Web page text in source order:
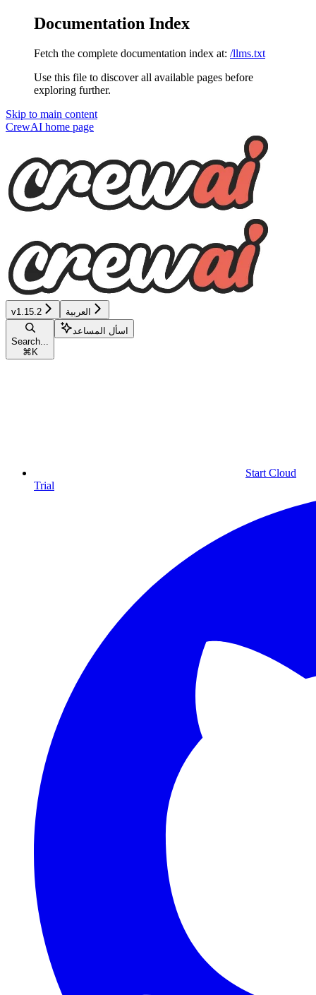
Documentation Index
Fetch the complete documentation index at: /llms.txt
Use this file to discover all available pages before
exploring further.
Skip to main content
CrewAI home page
v1.15.2 العربية
Search...
⌘ K
اسأل المساعد
Start Cloud
Trial